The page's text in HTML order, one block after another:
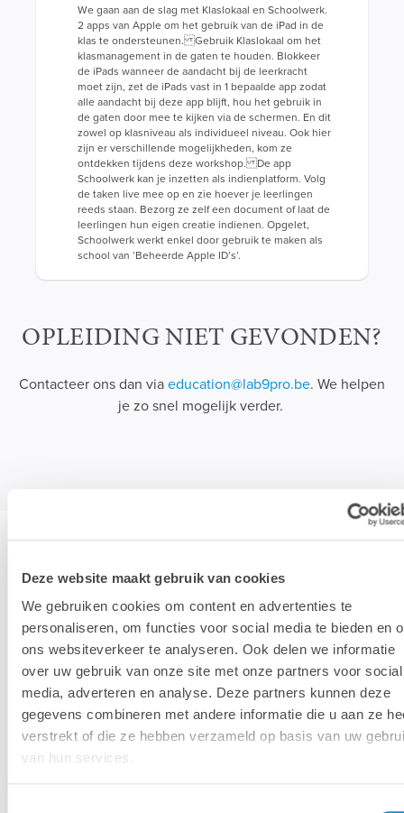
Deze website maakt gebruik van cookies
We gebruiken cookies om content en advertenties te
personaliseren, om functies voor social media te bieden en
ons websiteverkeer te analyseren. Ook delen we informatie
over uw gebruik van onze site met onze partners voor social
media, adverteren en analyse. Deze partners kunnen deze
gegevens combineren met andere informatie die u aan ze
verstrekt of die ze hebben verzameld op basis van uw
van hun services.
We gaan aan de slag met Klaslokaal en Schoolwerk.
2 apps van Apple om het gebruik van de iPad in de
klas te ondersteunen. Gebruik Klaslokaal om het
klasmanagement in de gaten te houden. Blokkeer
de iPads wanneer de aandacht bij de leerkracht
moet zijn, zet de iPads vast in 1 bepaalde app zodat
alle aandacht bij deze app blijft, hou het gebruik in
de gaten door mee te kijken via de schermen. En dit
zowel op klasniveau als individueel niveau. Ook hier
zijn er verschillende mogelijkheden, kom ze
ontdekken tijdens deze workshop. De app
Schoolwerk kan je inzetten als indienplatform. Volg
de taken live mee op en zie hoever je leerlingen
reeds staan. Bezorg ze zelf een document of laat de
leerlingen hun eigen creatie indienen. Opgelet,
Schoolwerk werkt enkel door gebruik te maken als
school van ‘Beheerde Apple ID’s’.
OPLEIDING NIET GEVONDEN?
Contacteer ons dan viaeducation@lab9pro.be. We helpen
je zo snel mogelijk verder.
Mac MacBook